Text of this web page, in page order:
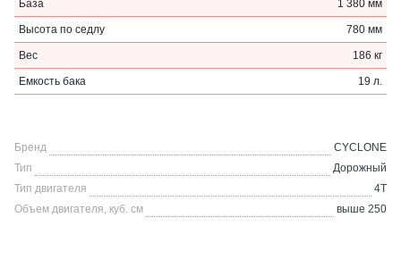
База 1 380 мм
Высота по седлу 780 мм
Вес 186 кг
Емкость бака 19 л.
Бренд
CYCLONE
Тип
Дорожный
Тип двигателя
4Т
Объем двигателя, куб. см
выше 250